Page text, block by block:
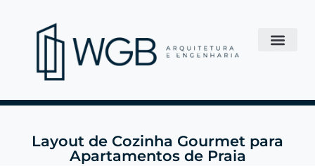
Layout de Cozinha Gourmet para
Apartamentos de Praia